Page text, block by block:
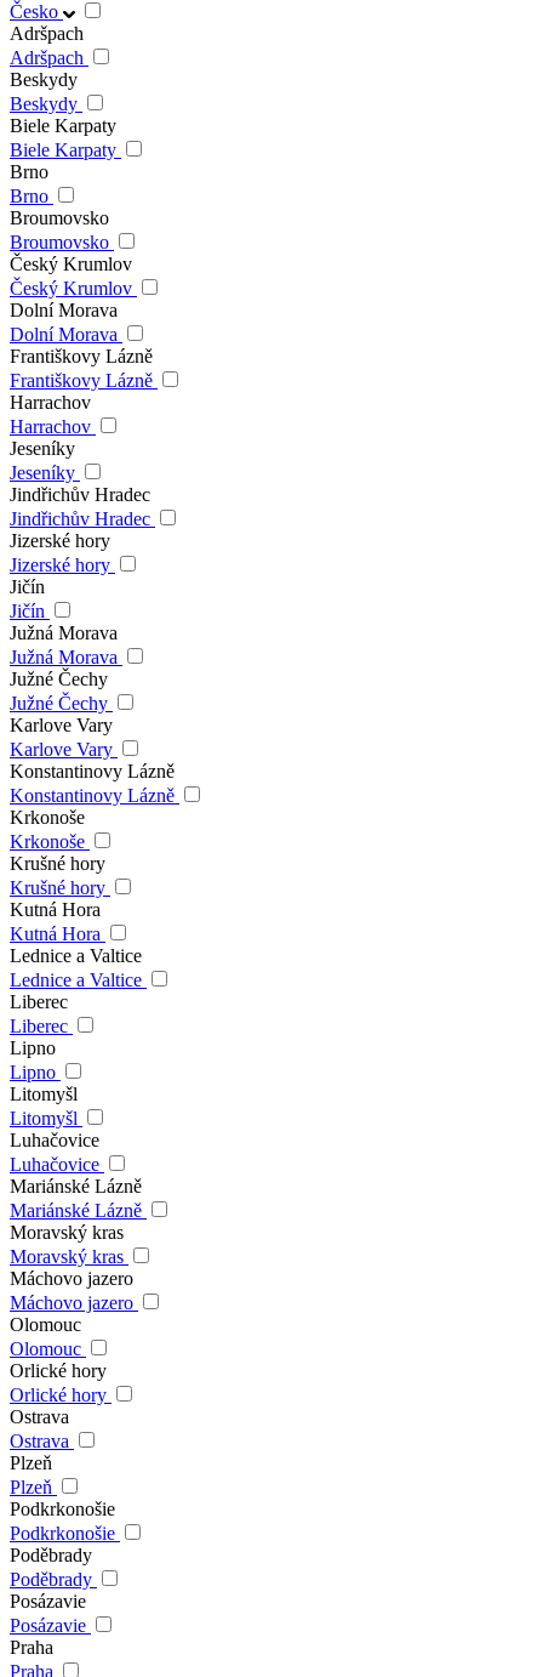
Česko
Adršpach
Adršpach
Beskydy
Beskydy
Biele Karpaty
Biele Karpaty
Brno
Brno
Broumovsko
Broumovsko
Český Krumlov
Český Krumlov
Dolní Morava
Dolní Morava
Františkovy Lázně
Františkovy Lázně
Harrachov
Harrachov
Jeseníky
Jeseníky
Jindřichův Hradec
Jindřichův Hradec
Jizerské hory
Jizerské hory
Jičín
Jičín
Južná Morava
Južná Morava
Južné Čechy
Južné Čechy
Karlove Vary
Karlove Vary
Konstantinovy Lázně
Konstantinovy Lázně
Krkonoše
Krkonoše
Krušné hory
Krušné hory
Kutná Hora
Kutná Hora
Lednice a Valtice
Lednice a Valtice
Liberec
Liberec
Lipno
Lipno
Litomyšl
Litomyšl
Luhačovice
Luhačovice
Mariánské Lázně
Mariánské Lázně
Moravský kras
Moravský kras
Máchovo jazero
Máchovo jazero
Olomouc
Olomouc
Orlické hory
Orlické hory
Ostrava
Ostrava
Plzeň
Plzeň
Podkrkonošie
Podkrkonošie
Poděbrady
Poděbrady
Posázavie
Posázavie
Praha
Praha